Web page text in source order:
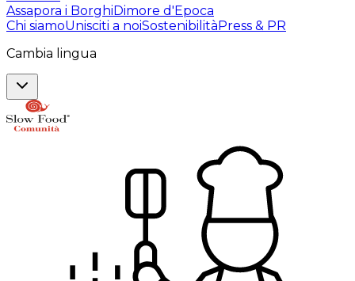
Assapora i BorghiDimore d'Epoca
Chi siamoUnisciti a noiSostenibilitàPress & PR
Cambia lingua